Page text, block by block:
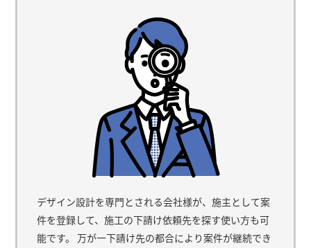
デザイン設計を専門とされる会社様が、施主として案
件を登録して、施工の下請け依頼先を探す使い方も可
能です。 万が一下請け先の都合により案件が継続でき